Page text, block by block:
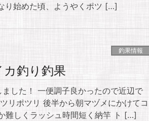
り始めた頃、ようやくポツ […]
釣果情報
カ釣り釣果
した！ 一便調子良かったので近辺で
リポツリ 後半から朝マヅメにかけてコ
難しくラッシュ時間短く納竿 ト […]